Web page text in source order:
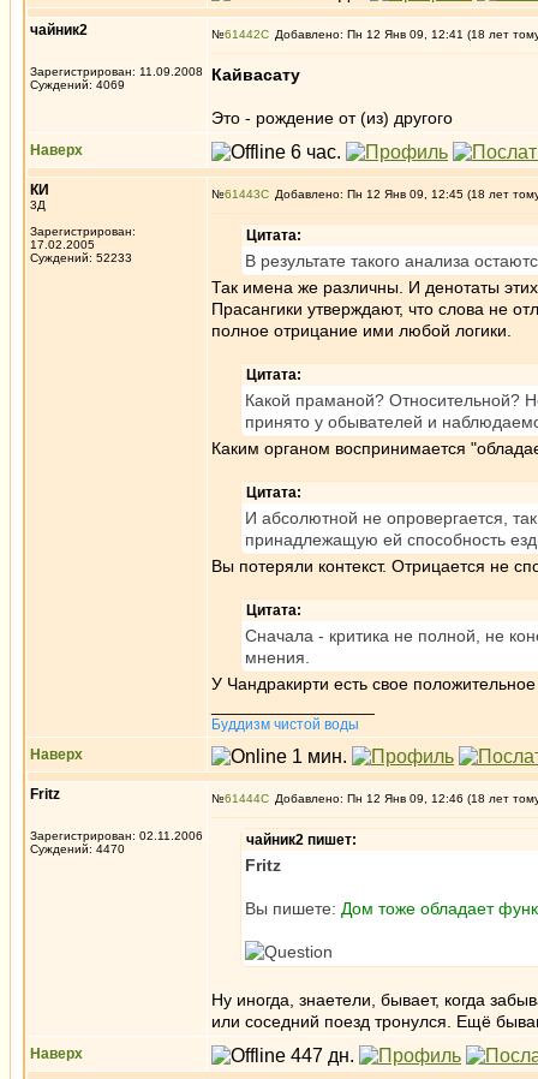
чайник2
Зарегистрирован: 11.09.2008
Суждений: 4069
№61442 Добавлено: Пн 12 Янв 09, 12:41 (18 лет
Кайвасату
Это - рождение от (из) другого
Наверх
КИ
3Д
Зарегистрирован:
17.02.2005
Суждений: 52233
№61443 Добавлено: Пн 12 Янв 09, 12:45 (18 лет
Цитата:
В результате такого анализа
Так имена же различны. И денотаты
Прасангики утверждают, что слова не
полное отрицание ими любой логики.
Цитата:
Какой праманой? Относительной?
принято у обывателей и
Каким органом воспринимается
Цитата:
И абсолютной не опровергается,
принадлежащую ей способность
Вы потеряли контекст. Отрицается не
Цитата:
Сначала - критика не полной, не
мнения.
У Чандракирти есть свое
Буддизм чистой воды
Наверх
Fritz
Зарегистрирован: 02.11.2006
Суждений: 4470
№61444 Добавлено: Пн 12 Янв 09, 12:46 (18 лет
чайник2 пишет:
Fritz
Вы пишете: Дом тоже обладает
Ну иногда, знаетели, бывает, когда
или соседний поезд тронулся. Ещё
Наверх